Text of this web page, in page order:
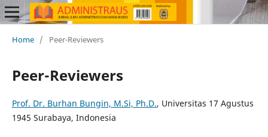
Home / Peer-Reviewers
Peer-Reviewers
Prof. Dr. Burhan Bungin, M.Si, Ph.D., Universitas 17 Agustus
1945 Surabaya, Indonesia